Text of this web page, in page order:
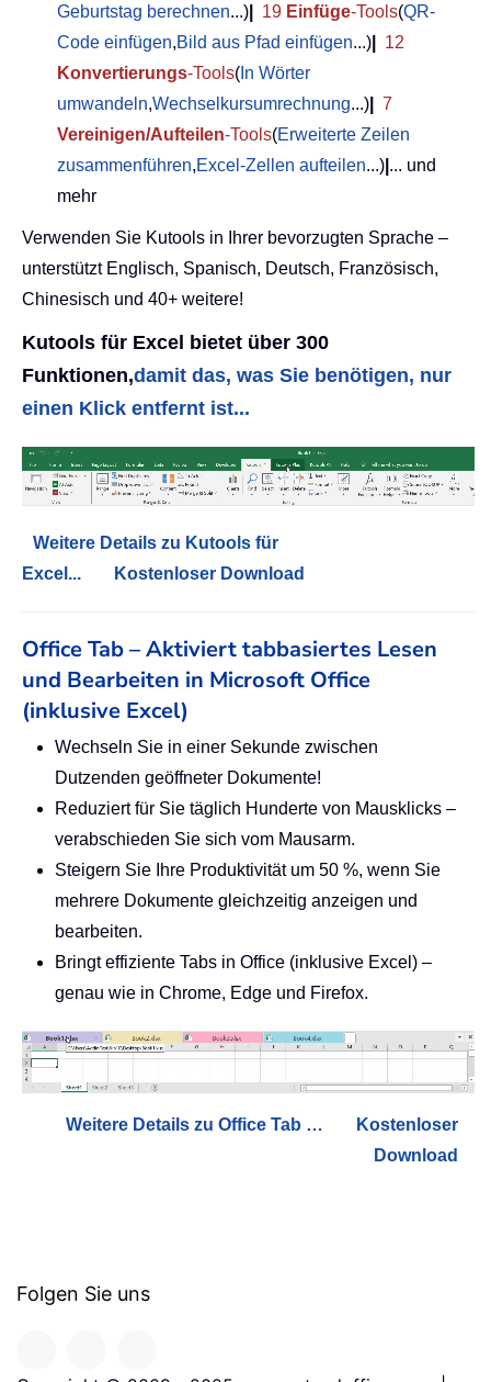
Geburtstag berechnen...) 19 Einfüge-Tools(QR-
Code einfügen,Bild aus Pfad einfügen...)
12
Konvertierungs-Tools( In Wörter
umwandeln,Wechselkursumrechnung...)
7
Vereinigen/Aufteilen-Tools(Erweiterte Zeilen
zusammenführen,Excel-Zellen aufteilen...) ... und
mehr
Verwenden Sie Kutools in Ihrer bevorzugten Sprache –
unterstützt Englisch, Spanisch, Deutsch, Französisch,
Chinesisch und 40+ weitere!
Kutools für Excel bietet über 300
Funktionen,damit das, was Sie benötigen, nur
einen Klick entfernt ist...
Weitere Details zu Kutools für
Excel...
Kostenloser Download
Office Tab – Aktiviert tabbasiertes Lesen
und Bearbeiten in Microsoft Office
(inklusive Excel)
Wechseln Sie in einer Sekunde zwischen
Dutzenden geöffneter Dokumente!
Reduziert für Sie täglich Hunderte von Mausklicks –
verabschieden Sie sich vom Mausarm.
Steigern Sie Ihre Produktivität um 50 %, wenn Sie
mehrere Dokumente gleichzeitig anzeigen und
bearbeiten.
Bringt effiziente Tabs in Office (inklusive Excel) –
genau wie in Chrome, Edge und Firefox.
Weitere Details zu Office Tab …
Kostenloser
Download
Folgen Sie uns